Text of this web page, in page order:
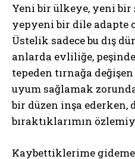
Yeni bir ülkeye, yeni bir
yepyeni bir dile adapte
Üstelik sadece bu dış
anlarda evliliğe,
tepeden tırnağa
uyum sağlamak
bir düzen inşa ederken,
bıraktıklarımın
Kaybettiklerime